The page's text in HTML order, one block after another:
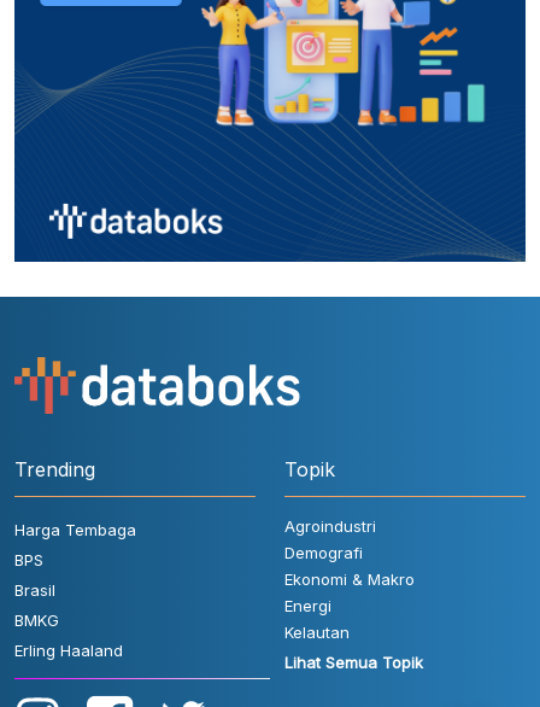
Trending
Harga Tembaga
BPS
Brasil
BMKG
Erling Haaland
Topik
Agroindustri
Demografi
Ekonomi & Makro
Energi
Kelautan
Lihat Semua Topik